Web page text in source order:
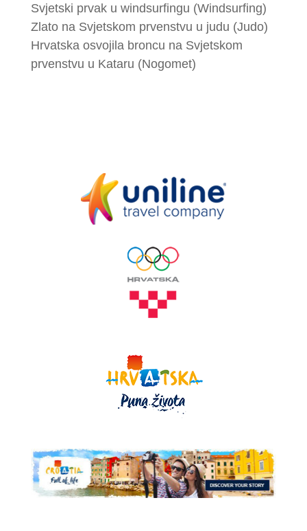
Svjetski prvak u windsurfingu (Windsurfing)
Zlato na Svjetskom prvenstvu u judu (Judo)
Hrvatska osvojila broncu na Svjetskom
prvenstvu u Kataru (Nogomet)